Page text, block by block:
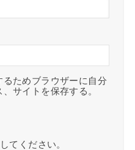
ためブラウザーに自分
サイトを保存する。
てください。